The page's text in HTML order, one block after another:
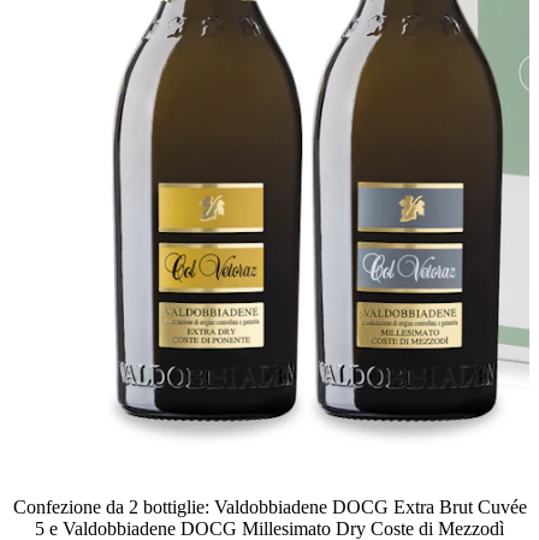
Confezione da 2 bottiglie: Valdobbiadene DOCG Extra Brut Cuvée
5 e Valdobbiadene DOCG Millesimato Dry Coste di Mezzodì